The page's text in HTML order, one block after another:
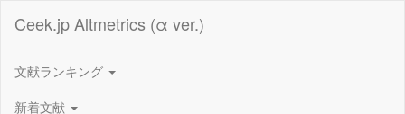
Ceek.jp Altmetrics (α ver.)
文献ランキング
新着文献